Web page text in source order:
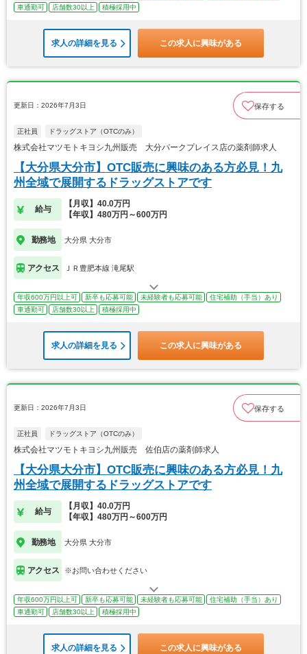
車通勤可
店舗数30以上 積極採用中
求人の詳細を見る この求人に興味がある
更新日：2026年7月3日 保存する
正社員 ドラッグストア（OTCのみ）
株式会社マツモトキヨシ九州販売 大分パークプレイス店の薬剤師求人
【大分県大分市】OTC販売に興味のある方必見！九
州全域で展開するドラッグストアです
給与
【月収】40.0万円
【年収】480万円～600万円
勤務地 大分県 大分市
アクセス ＪＲ豊肥本線 滝尾駅
年収600万円以上可 新卒も応募可能 未経験者も応募可能
住宅補助（手当）あり
車通勤可
店舗数30以上 積極採用中
求人の詳細を見る この求人に興味がある
更新日：2026年7月3日 保存する
正社員 ドラッグストア（OTCのみ）
株式会社マツモトキヨシ九州販売 佐伯店の薬剤師求人
【大分県大分市】OTC販売に興味のある方必見！九
州全域で展開するドラッグストアです
給与
【月収】40.0万円
【年収】480万円～600万円
勤務地 大分県 大分市
アクセス ※お問い合わせください
年収600万円以上可 新卒も応募可能 未経験者も応募可能
住宅補助（手当）あり
車通勤可
店舗数30以上 積極採用中
求人の詳細を見る この求人に興味がある